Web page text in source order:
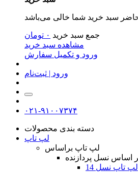
جمع سبد خرید ۰ تومان
مشاهده سبد خرید
ورود و تکمیل سفارش
ورود | ثبت‌نام
۰۲۱-۹۱۰۰۷۳۷۴
دسته بندی محصولات
لپ تاپ
لپ تاپ براساس
اساس نسل پردازنده
لپ تاپ نسل 14